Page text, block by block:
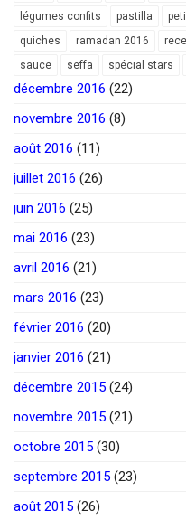
légumes confits pastilla
quiches
ramadan 2016
sauce
seffa spécial stars
décembre 2016 (22)
novembre 2016 (8)
août 2016 (11)
juillet 2016 (26)
juin 2016 (25)
mai 2016 (23)
avril 2016 (21)
mars 2016 (23)
février 2016 (20)
janvier 2016 (21)
décembre 2015 (24)
novembre 2015 (21)
octobre 2015 (30)
septembre 2015 (23)
août 2015 (26)